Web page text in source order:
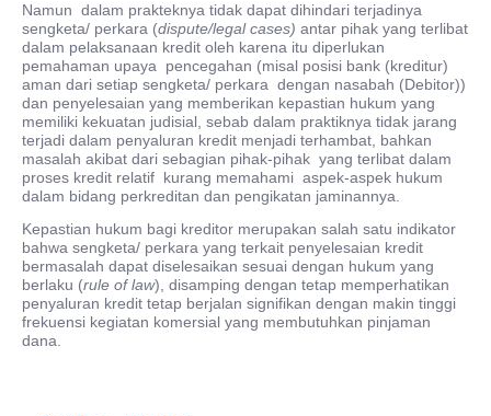
Namun dalam prakteknya tidak dapat dihindari terjadinya
sengketa/ perkara (dispute/legal cases) antar pihak yang terlibat
dalam pelaksanaan kredit oleh karena itu diperlukan
pemahaman upaya pencegahan (misal posisi bank (kreditur)
aman dari setiap sengketa/ perkara dengan nasabah (Debitor))
dan penyelesaian yang memberikan kepastian hukum yang
memiliki kekuatan judisial, sebab dalam praktiknya tidak jarang
terjadi dalam penyaluran kredit menjadi terhambat, bahkan
masalah akibat dari sebagian pihak-pihak yang terlibat dalam
proses kredit relatif kurang memahami aspek-aspek hukum
dalam bidang perkreditan dan pengikatan jaminannya.
Kepastian hukum bagi kreditor merupakan salah satu indikator
bahwa sengketa/ perkara yang terkait penyelesaian kredit
bermasalah dapat diselesaikan sesuai dengan hukum yang
berlaku (rule of law), disamping dengan tetap memperhatikan
penyaluran kredit tetap berjalan signifikan dengan makin tinggi
frekuensi kegiatan komersial yang membutuhkan pinjaman
dana.